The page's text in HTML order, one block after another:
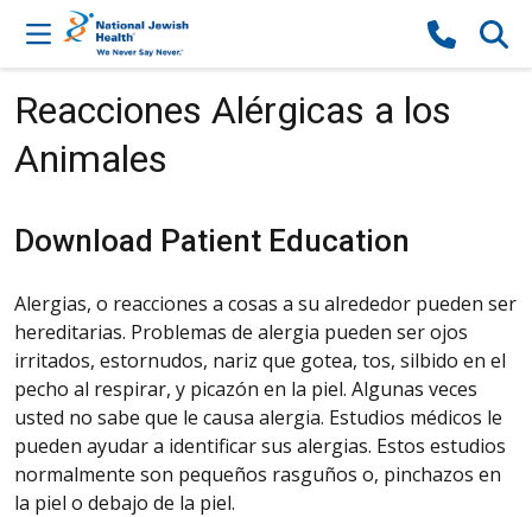
Skip to content
Reacciones Alérgicas a los
Animales
Download Patient Education
Alergias, o reacciones a cosas a su alrededor pueden ser
hereditarias. Problemas de alergia pueden ser ojos
irritados, estornudos, nariz que gotea, tos, silbido en el
pecho al respirar, y picazón en la piel. Algunas veces
usted no sabe que le causa alergia. Estudios médicos le
pueden ayudar a identificar sus alergias. Estos estudios
normalmente son pequeños rasguños o, pinchazos en
la piel o debajo de la piel.